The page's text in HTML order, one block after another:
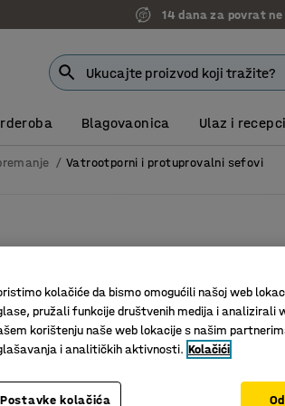
7 godina
Blagovaonica Ulaz i
Vatrootporni i protuprovalni sefovi
kolačiće da bismo omogućili našoj web
pružali funkcije društvenih medija i analizirali
korištenju naše web lokacije s našim
i analitičkih aktivnosti. Kolačići
Postavke kolačića